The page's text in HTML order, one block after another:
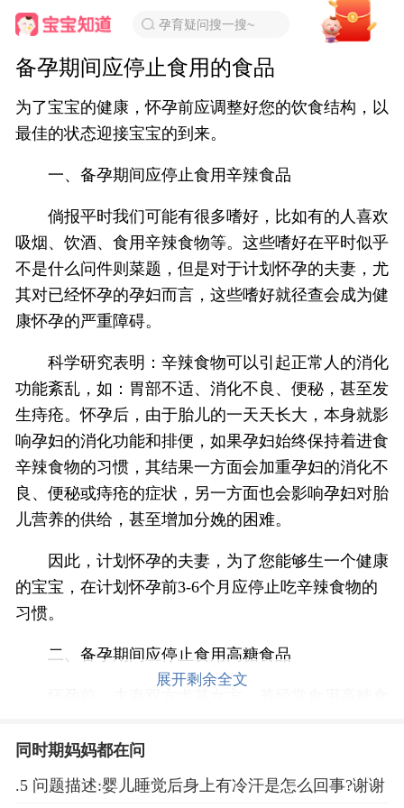
孕育疑问搜一搜~
备孕期间应停止食用的食品
为了宝宝的健康，怀孕前应调整好您的饮食结构，以
最佳的状态迎接宝宝的到来。
一、备孕期间应停止食用辛辣食品
倘报平时我们可能有很多嗜好，比如有的人喜欢
吸烟、饮酒、食用辛辣食物等。这些嗜好在平时似乎
不是什么问件则菜题，但是对于计划怀孕的夫妻，尤
其对已经怀孕的孕妇而言，这些嗜好就径查会成为健
康怀孕的严重障碍。
科学研究表明：辛辣食物可以引起正常人的消化
功能紊乱，如：胃部不适、消化不良、便秘，甚至发
生痔疮。怀孕后，由于胎儿的一天天长大，本身就影
响孕妇的消化功能和排便，如果孕妇始终保持着进食
辛辣食物的习惯，其结果一方面会加重孕妇的消化不
良、便秘或痔疮的症状，另一方面也会影响孕妇对胎
儿营养的供给，甚至增加分娩的困难。
因此，计划怀孕的夫妻，为了您能够生一个健康
的宝宝，在计划怀孕前3-6个月应停止吃辛辣食物的
习惯。
二、备孕期间应停止食用高糖食品
病患者；怀孕后，由于孕妇体内胎儿的需要，孕妇摄
入量增加或继续维持怀孕前的饮食结构，则极易出现
展开剩余全文
同时期妈妈都在问
.5 问题描述:婴儿睡觉后身上有冷汗是怎么回事?谢谢